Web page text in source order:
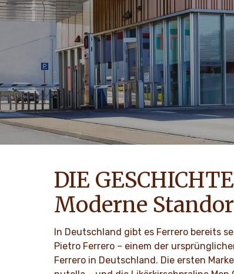
DIE
Moderne
In Deutschland gibt es Ferrero bereits
Pietro Ferrero – einem der
Ferrero in Deutschland. Die ersten